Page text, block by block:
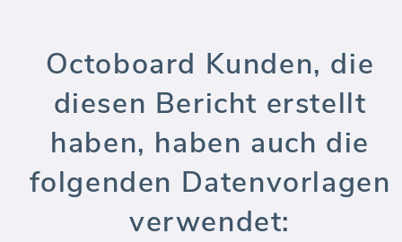
Octoboard Kunden, die
diesen Bericht erstellt
haben, haben auch die
folgenden Datenvorlagen
verwendet: